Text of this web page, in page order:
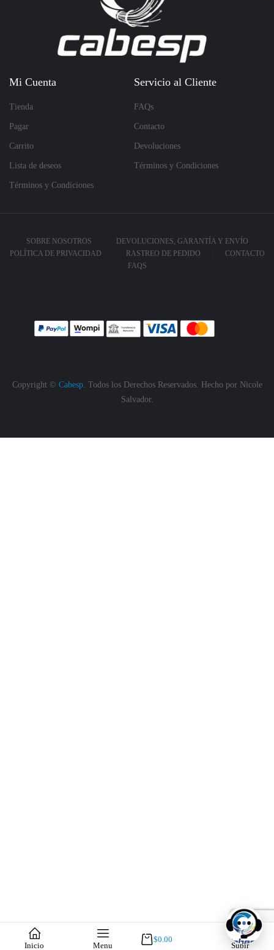
Inicio Menu
$0.00
Subir
Mi Cuenta
Tienda
Pagar
Carrito
Lista de deseos
Términos y Condiciones
Servicio al Cliente
FAQs
Contacto
Devoluciones
Términos y Condiciones
SOBRE NOSOTROS
DEVOLUCIONES, GARANTÍA Y ENVÍO
POLÍTICA DE PRIVACIDAD
RASTREO DE PEDIDO
CONTACTO
FAQS
Copyright © Cabesp. Todos los Derechos Reservados. Hecho por Nicole
Salvador.